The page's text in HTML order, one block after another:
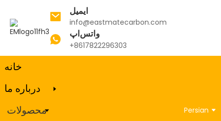
ایمیل
info@eastmatecarbon.com
واتس‌اپ
‎+8617822296303‎
خانه
درباره ما
محصولات
Persian
خانه محصولات
کربوریزه کننده